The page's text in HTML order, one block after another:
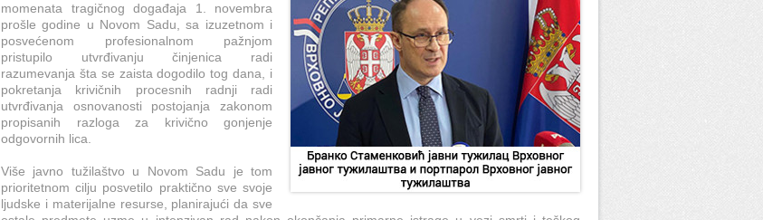
momenata tragičnog događaja 1. novembra
prošle godine u Novom Sadu, sa izuzetnom i
posvećenom profesionalnom pažnjom
pristupilo utvrđivanju činjenica radi
razumevanja šta se zaista dogodilo tog dana, i
pokretanja krivičnih procesnih radnji radi
utvrđivanja osnovanosti postojanja zakonom
propisanih razloga za krivično gonjenje
odgovornih lica.
Više javno tužilaštvo u Novom Sadu je tom
prioritetnom cilju posvetilo praktično sve svoje
ljudske i materijalne resurse, planirajući da sve